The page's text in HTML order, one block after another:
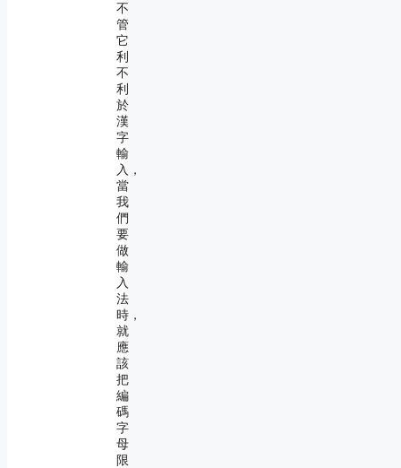
不
管
它
利
不
利
於
漢
字
輸
入，
當
我
們
要
做
輸
入
法
時，
就
應
該
把
編
碼
字
母
限